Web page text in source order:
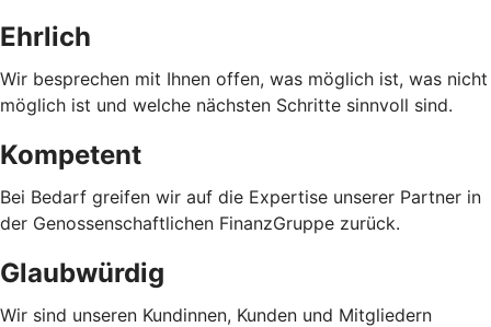
Ehrlich
Wir besprechen mit Ihnen offen, was möglich ist, was nicht
möglich ist und welche nächsten Schritte sinnvoll sind.
Kompetent
Bei Bedarf greifen wir auf die Expertise unserer Partner in
der Genossenschaftlichen FinanzGruppe zurück.
Glaubwürdig
Wir sind unseren Kundinnen, Kunden und Mitgliedern